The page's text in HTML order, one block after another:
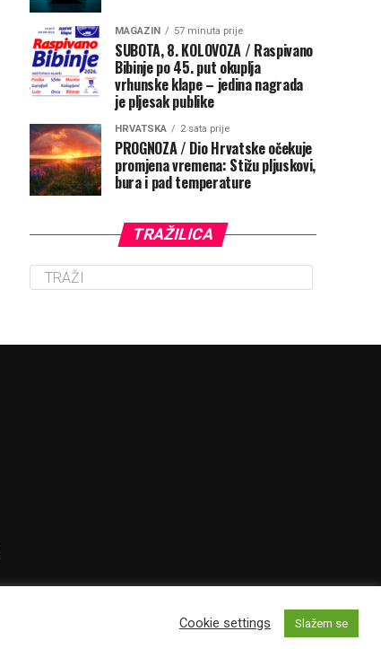
MAGAZIN 57 minuta prije
SUBOTA, 8. KOLOVOZA / Raspivano
Bibinje po 45. put okuplja
vrhunske klape – jedina nagrada
je pljesak publike
HRVATSKA 2 sata prije
PROGNOZA / Dio Hrvatske očekuje
promjena vremena: Stižu pljuskovi,
bura i pad temperature
TRAŽILICA
Cookie settings Slažem se